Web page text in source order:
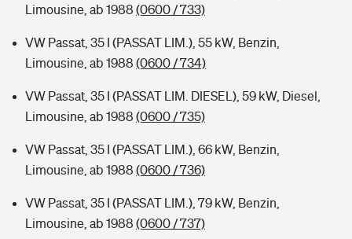
Limousine, ab 1988 (0600 / 733)
VW Passat, 35 I (PASSAT LIM.), 55 kW, Benzin,
Limousine, ab 1988 (0600 / 734)
VW Passat, 35 I (PASSAT LIM. DIESEL), 59 kW, Diesel,
Limousine, ab 1988 (0600 / 735)
VW Passat, 35 I (PASSAT LIM.), 66 kW, Benzin,
Limousine, ab 1988 (0600 / 736)
VW Passat, 35 I (PASSAT LIM.), 79 kW, Benzin,
Limousine, ab 1988 (0600 / 737)